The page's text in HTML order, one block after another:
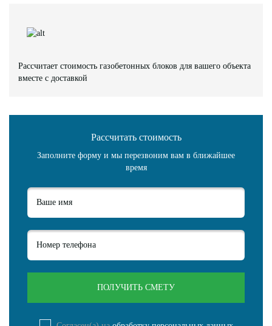
Рассчитает стоимость газобетонных блоков для вашего объекта
вместе с доставкой
Рассчитать стоимость
Заполните форму и мы перезвоним вам в ближайшее
время